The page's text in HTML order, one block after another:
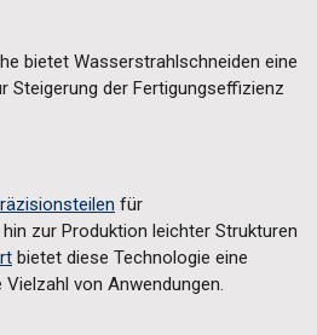
bietet Wasserstrahlschneiden eine
Steigerung der Fertigungseffizienz
für
zur Produktion leichter Strukturen
bietet diese Technologie eine
von Anwendungen.